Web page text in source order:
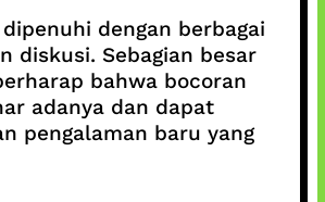
dengan berbagai
diskusi. Sebagian besar
bahwa bocoran
adanya dan dapat
pengalaman baru yang